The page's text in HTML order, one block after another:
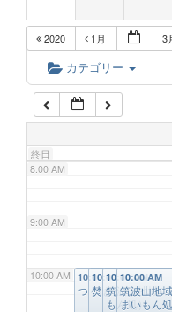
2020 1月 3
カテゴリー
終日
6:00 AM
7:00 AM
8:00 AM
9:00 AM
10:00 AM 10:00 AM
つくば観光大使の
10:00 AM
焚き火カフェ
10:00 AM
筑波山地域
もん処）
10:00 AM
筑波山地
まいもん処